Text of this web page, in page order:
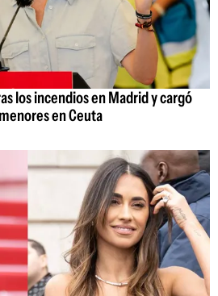
los incendios en Madrid y cargó
en Ceuta